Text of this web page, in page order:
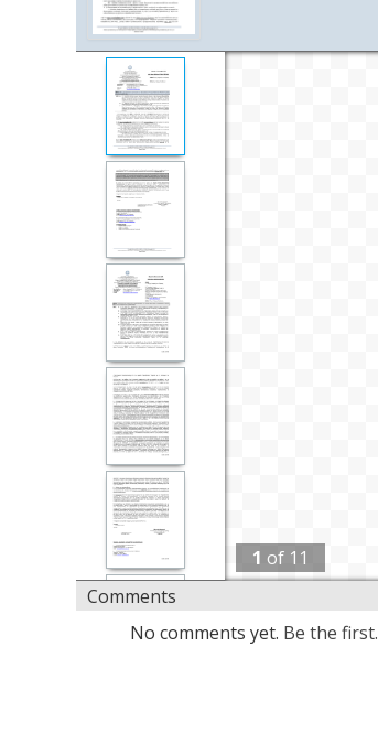
1 of 11
Comments
No comments yet. Be the first.